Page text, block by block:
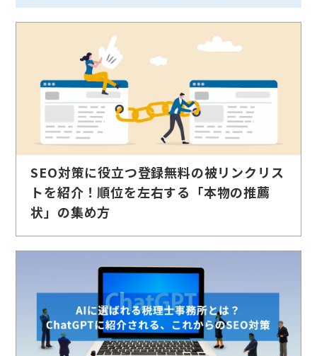
SEO対策に役立つ登録無料の被リンクリス
トを紹介！順位を左右する「本物の推薦
状」の集め方